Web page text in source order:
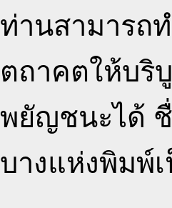
ท่านสามารถ
ตถาคตให้บริ
พยัญชนะได้
บางแห่งพิมพ์